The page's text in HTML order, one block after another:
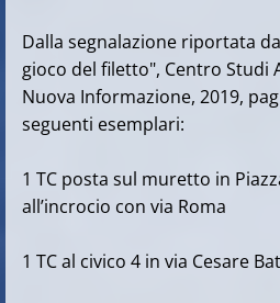
Dalla segnalazione riportata
gioco del filetto", Centro Studi
Nuova Informazione, 2019,
seguenti esemplari:
1 TC posta sul muretto in
all’incrocio con via Roma
1 TC al civico 4 in via Cesare